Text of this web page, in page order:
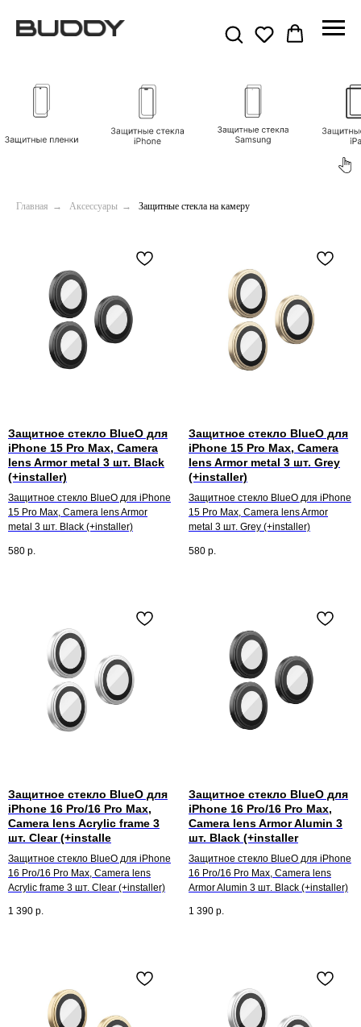
Главная → Аксессуары → Защитные стекла на камеру
Защитное стекло BlueO для
iPhone 15 Pro Max, Camera
lens Armor metal 3 шт. Black
(+installer)
Защитное стекло BlueO для iPhone
15 Pro Max, Camera lens Armor
metal 3 шт. Black (+installer)
580 р.
Защитное стекло BlueO для
iPhone 15 Pro Max, Camera
lens Armor metal 3 шт. Grey
(+installer)
Защитное стекло BlueO для iPhone
15 Pro Max, Camera lens Armor
metal 3 шт. Grey (+installer)
580 р.
Защитное стекло BlueO для
iPhone 16 Pro/16 Pro Max,
Camera lens Acrylic frame 3
шт. Clear (+installe
Защитное стекло BlueO для iPhone
16 Pro/16 Pro Max, Camera lens
Acrylic frame 3 шт. Clear (+installer)
1 390 р.
Защитное стекло BlueO для
iPhone 16 Pro/16 Pro Max,
Camera lens Armor Alumin 3
шт. Black (+installer
Защитное стекло BlueO для iPhone
16 Pro/16 Pro Max, Camera lens
Armor Alumin 3 шт. Black (+installer)
1 390 р.